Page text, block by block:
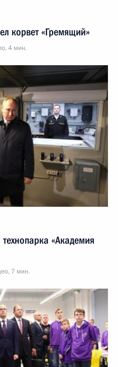
корвет «Гремящий»
4 мин.
«Академия
7 мин.